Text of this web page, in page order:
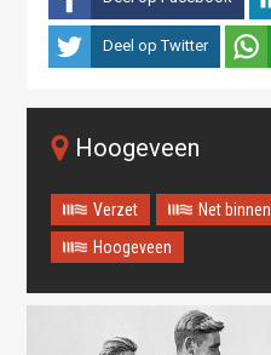
Deel op Twitter
Hoogeveen
Verzet Net binnen
Hoogeveen